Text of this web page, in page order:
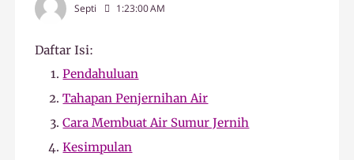
Septi 1:23:00 AM
Daftar Isi:
Pendahuluan
Tahapan Penjernihan Air
Cara Membuat Air Sumur Jernih
Kesimpulan